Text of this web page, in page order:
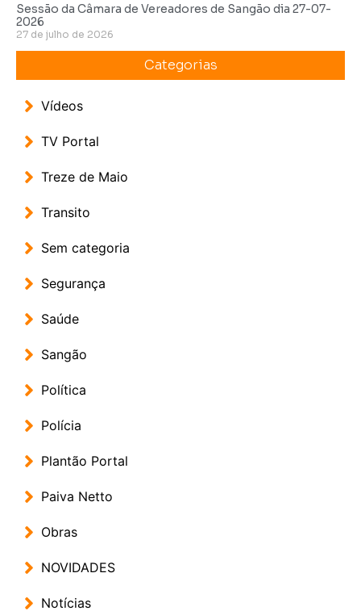
Sessão da Câmara de Vereadores de Sangão dia 27-07-
2026
27 de julho de 2026
Categorias
Vídeos
TV Portal
Treze de Maio
Transito
Sem categoria
Segurança
Saúde
Sangão
Política
Polícia
Plantão Portal
Paiva Netto
Obras
NOVIDADES
Notícias